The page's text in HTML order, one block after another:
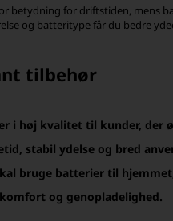
betydning for driftstiden, mens
og batteritype får du bedre
tilbehør
i høj kvalitet til kunder,
stabil ydelse og bred
bruge batterier til
og genopladelighed.